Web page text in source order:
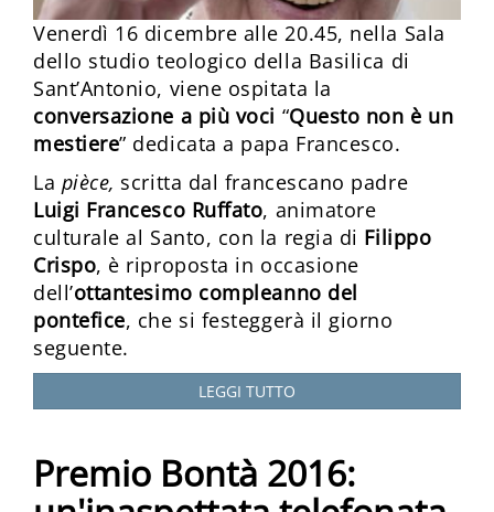
Venerdì 16 dicembre alle 20.45, nella Sala
dello studio teologico della Basilica di
Sant’Antonio, viene ospitata la
conversazione a più voci “Questo non è un
mestiere” dedicata a papa Francesco.
La pièce, scritta dal francescano padre
Luigi Francesco Ruffato, animatore
culturale al Santo, con la regia di Filippo
Crispo, è riproposta in occasione
dell’ottantesimo compleanno del
pontefice, che si festeggerà il giorno
seguente.
LEGGI TUTTO
Premio Bontà 2016: